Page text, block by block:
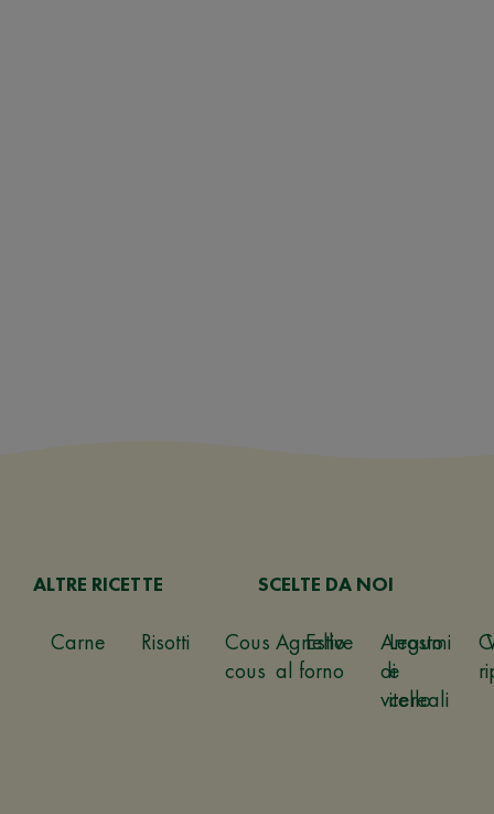
ALTRE RICETTE
Carne Risotti
Cous
cous
Estive
Legumi
e
cereali
SCELTE DA NOI
Agnello
al forno
Arrosto
di
vitello